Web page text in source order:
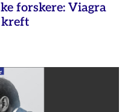
forskere: Viagra
kreft